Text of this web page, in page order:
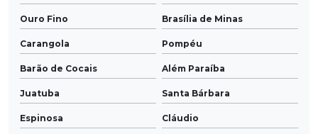
Ouro Fino Brasília de Minas
Carangola Pompéu
Barão de Cocais Além Paraíba
Juatuba Santa Bárbara
Espinosa Cláudio